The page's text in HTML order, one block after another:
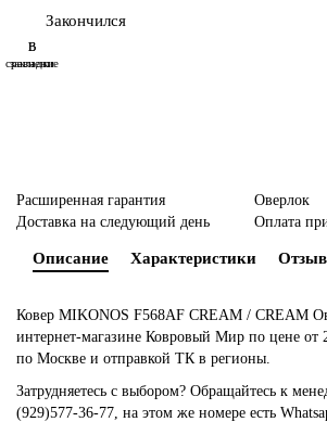
Закончился
В
закладки
В
сравнение
Расширенная гарантия
Оверлок
Доставка на следующий день
Оплата
Описание Характеристики
Ковер MIKONOS F568AF CREAM / CREAM
интернет-магазине Ковровый Мир по цене от
по Москве и отправкой ТК в регионы.
Затрудняетесь с выбором? Обращайтесь к
(929)577-36-77, на этом же номере есть